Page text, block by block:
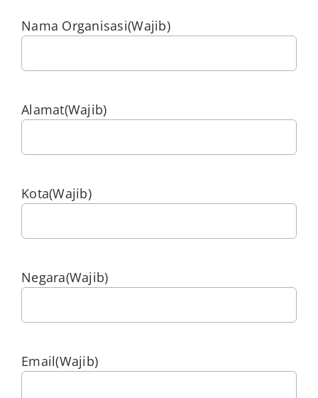
Nama Organisasi(Wajib)
Alamat(Wajib)
Kota(Wajib)
Negara(Wajib)
Email(Wajib)